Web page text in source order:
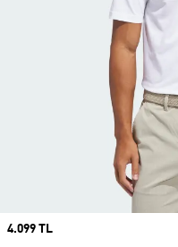
Price
4.099 TL